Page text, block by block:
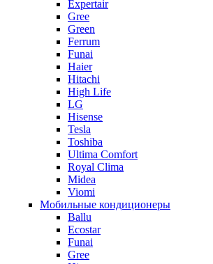
Expertair
Gree
Green
Ferrum
Funai
Haier
Hitachi
High Life
LG
Hisense
Tesla
Toshiba
Ultima Comfort
Royal Clima
Midea
Viomi
Мобильные кондиционеры
Ballu
Ecostar
Funai
Gree